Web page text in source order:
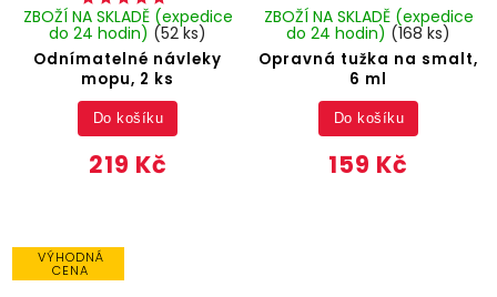
Odnímatelné návleky
mopu, 2 ks
ZBOŽÍ NA SKLADĚ (expedice
do 24 hodin) (52 ks)
219 Kč
Do košíku
Opravná tužka na smalt,
6 ml
ZBOŽÍ NA SKLADĚ (expedice
do 24 hodin) (168 ks)
159 Kč
Do košíku
VÝHODNÁ
CENA